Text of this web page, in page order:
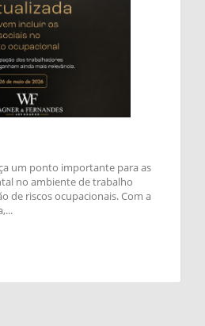
um ponto importante para as
no ambiente de trabalho
de riscos ocupacionais. Com a